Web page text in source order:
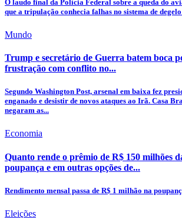
O laudo final da Polícia Federal sobre a queda do
que a tripulação conhecia falhas no sistema de
Mundo
Trump e secretário de Guerra batem boca
frustração com conflito no...
Segundo Washington Post, arsenal em baixa fez
enganado e desistir de novos ataques ao Irã. Casa
negaram as...
Economia
Quanto rende o prêmio de R$ 150 milhões
poupança e em outras opções de...
Rendimento mensal passa de R$ 1 milhão na
Eleições